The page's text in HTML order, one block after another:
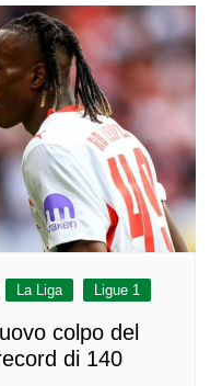
La Liga Ligue 1
colpo del
di 140